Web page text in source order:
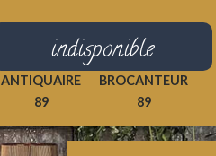
indisponible
ANTIQUAIRE
89
BROCANTEUR
89